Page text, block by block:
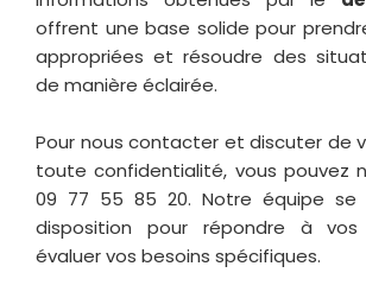
offrent une base solide pour
appropriées et résoudre des
de manière éclairée.
Pour nous contacter et discuter de
toute confidentialité, vous pouvez
09 77 55 85 20. Notre équipe
disposition pour répondre à
évaluer vos besoins spécifiques.